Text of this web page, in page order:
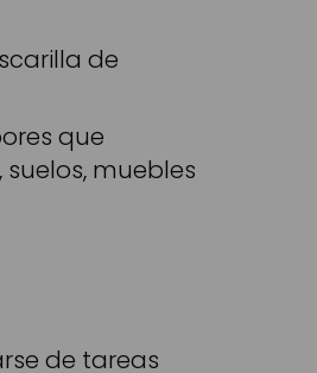
de
que
muebles
de tareas